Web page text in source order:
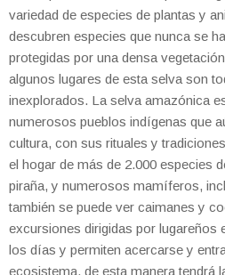
variedad de especies de plantas y
descubren especies que nunca se
protegidas por una densa
algunos lugares de esta selva son
inexplorados. La selva amazónica
numerosos pueblos indígenas que
cultura, con sus rituales y
el hogar de más de 2.000 especies
piraña, y numerosos mamíferos,
también se puede ver caimanes y
excursiones dirigidas por lugareños
los días y permiten acercarse y
ecosistema, de esta manera tendrá